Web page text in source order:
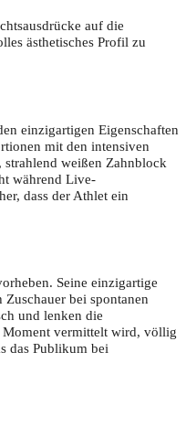
auf die
ästhetisches Profil zu
einzigartigen Eigenschaften
mit den intensiven
weißen Zahnblock
während Live-
dass der Athlet ein
Seine einzigartige
bei spontanen
und lenken die
Moment vermittelt wird, völlig
das Publikum bei